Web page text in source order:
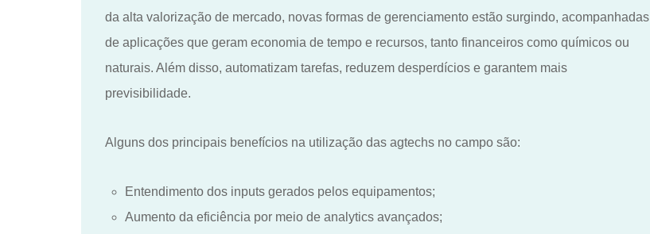
da alta valorização de mercado, novas formas de gerenciamento estão surgindo, acompanhadas
de aplicações que geram economia de tempo e recursos, tanto financeiros como químicos ou
naturais. Além disso, automatizam tarefas, reduzem desperdícios e garantem mais
previsibilidade.
Alguns dos principais benefícios na utilização das agtechs no campo são:
Entendimento dos inputs gerados pelos equipamentos;
Aumento da eficiência por meio de analytics avançados;